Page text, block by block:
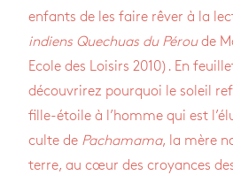
enfants de les faire rêver à la
indiens Que­chuas du Péroude
Ecole des Loi­sirs 2010). En
décou­vri­rez pour­quoi le soleil
fille-étoile à l’homme qui est
culte de Pacha­mama, la mère
terre, au cœur des croyances